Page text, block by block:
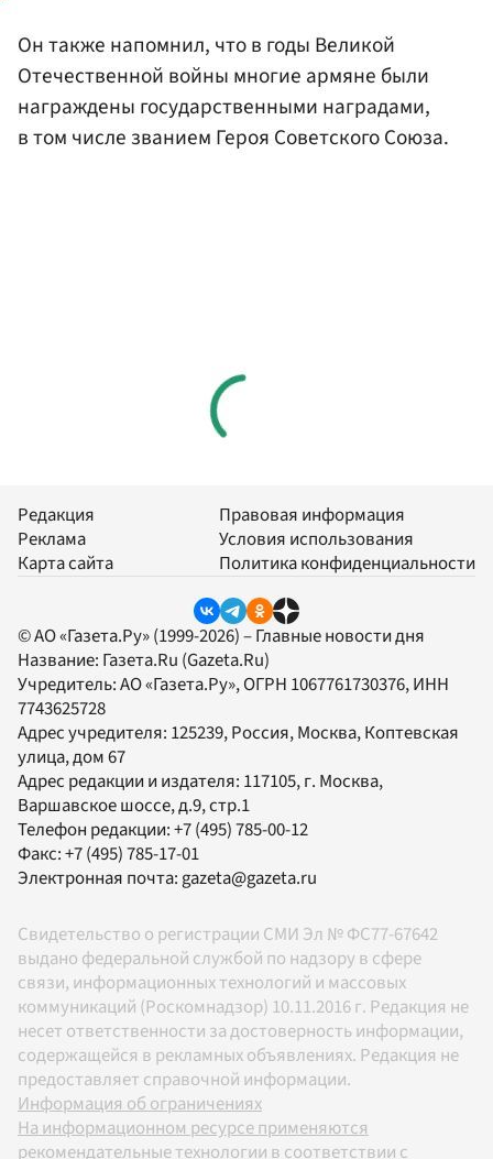
Он также напомнил, что в годы Великой
Отечественной войны многие армяне были
награждены государственными наградами,
в том числе званием Героя Советского Союза.
Редакция
Реклама
Карта сайта
Правовая информация
Условия использования
Политика конфиденциальности
© АО «Газета.Ру» (1999-2026) – Главные новости дня
Название: Газета.Ru (Gazeta.Ru)
Учредитель:АО «Газета.Ру», ОГРН 1067761730376, ИНН
7743625728
Адрес учредителя: 125239, Россия, Москва, Коптевская
улица, дом 67
Адрес редакции и издателя: 117105, г. Москва,
Варшавское шоссе, д.9, стр.1
Телефон редакции:+7 (495) 785-00-12
Факс:+7 (495) 785-17-01
Электронная почта:gazeta@gazeta.ru
Свидетельство о регистрации СМИ Эл № ФС77-67642
выдано федеральной службой по надзору в сфере
связи, информационных технологий и массовых
коммуникаций (Роскомнадзор) 10.11.2016 г. Редакция не
несет ответственности за достоверность информации,
содержащейся в рекламных объявлениях. Редакция не
предоставляет справочной информации.
Информация об ограничениях
На информационном ресурсе применяются
рекомендательные технологии в соответствии с